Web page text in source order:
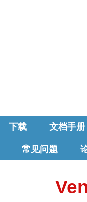
下载 文档手册
常见问题